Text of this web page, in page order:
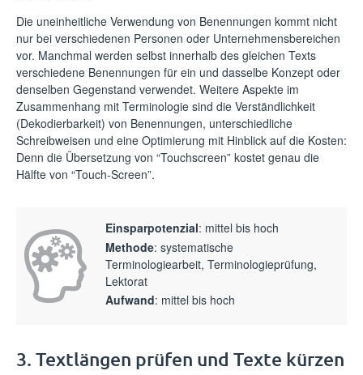
Die uneinheitliche Verwendung von Benennungen kommt nicht
nur bei verschiedenen Personen oder Unternehmensbereichen
vor. Manchmal werden selbst innerhalb des gleichen Texts
verschiedene Benennungen für ein und dasselbe Konzept oder
denselben Gegenstand verwendet. Weitere Aspekte im
Zusammenhang mit Terminologie sind die Verständlichkeit
(Dekodierbarkeit) von Benennungen, unterschiedliche
Schreibweisen und eine Optimierung mit Hinblick auf die Kosten:
Denn die Übersetzung von “Touchscreen” kostet genau die
Hälfte von “Touch-Screen”.
Einsparpotenzial: mittel bis hoch
Methode: systematische
Terminologiearbeit, Terminologieprüfung,
Lektorat
Aufwand: mittel bis hoch
3. Textlängen prüfen und Texte kürzen